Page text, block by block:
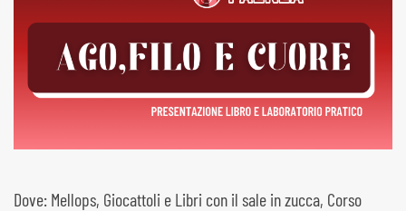
Dove: Mellops, Giocattoli e Libri con il sale in zucca, Corso